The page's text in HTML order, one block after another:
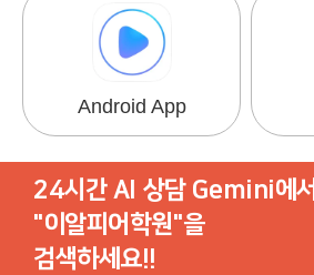
Android App
24시간 AI 상담 Gemini에서
"이알피어학원"을
검색하세요!!